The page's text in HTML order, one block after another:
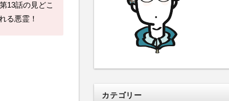
13話の見どこ
る悪霊！
カテゴリー